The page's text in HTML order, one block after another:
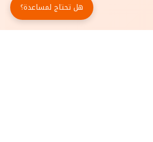
هل تحتاج لمساعدة؟